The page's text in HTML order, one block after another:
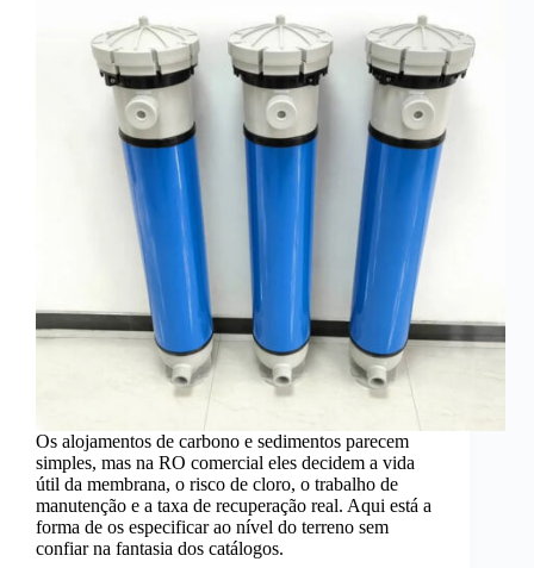
Os alojamentos de carbono e sedimentos parecem
simples, mas na RO comercial eles decidem a vida
útil da membrana, o risco de cloro, o trabalho de
manutenção e a taxa de recuperação real. Aqui está a
forma de os especificar ao nível do terreno sem
confiar na fantasia dos catálogos.